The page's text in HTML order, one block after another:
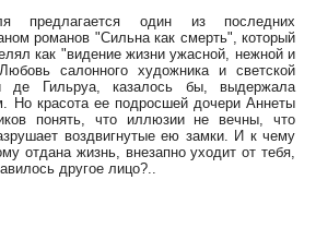
предлагается один из последних
романов "Сильна как смерть", который
как "видение жизни ужасной, нежной и
салонного художника и светской
де Гильруа, казалось бы, выдержала
Но красота ее подросшей дочери Аннеты
понять, что иллюзии не вечны, что
воздвигнутые ею замки. И к чему
отдана жизнь, внезапно уходит от тебя,
другое лицо?..